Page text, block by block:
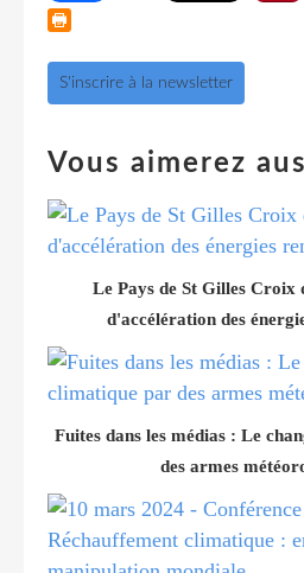
S'inscrire à la newsletter
Vous aimerez
Le Pays de St Gilles Croix
d'accélération des
Fuites dans les médias : Le
des armes